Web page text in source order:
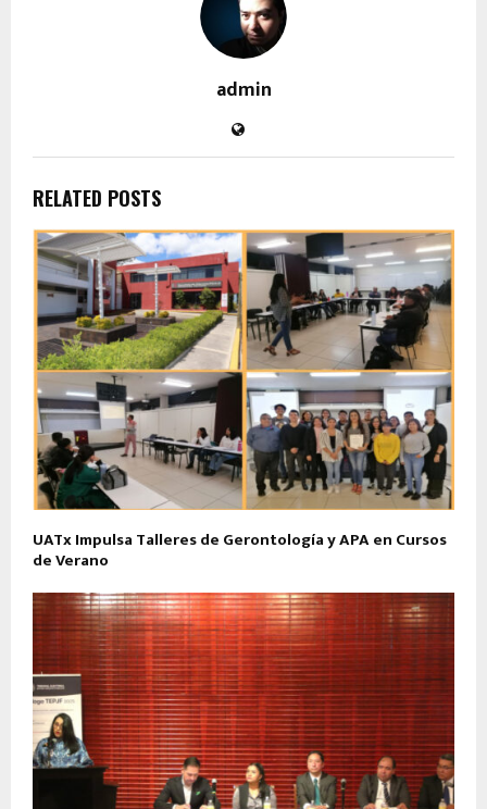
admin
RELATED POSTS
UATx Impulsa Talleres de Gerontología y APA en Cursos
de Verano